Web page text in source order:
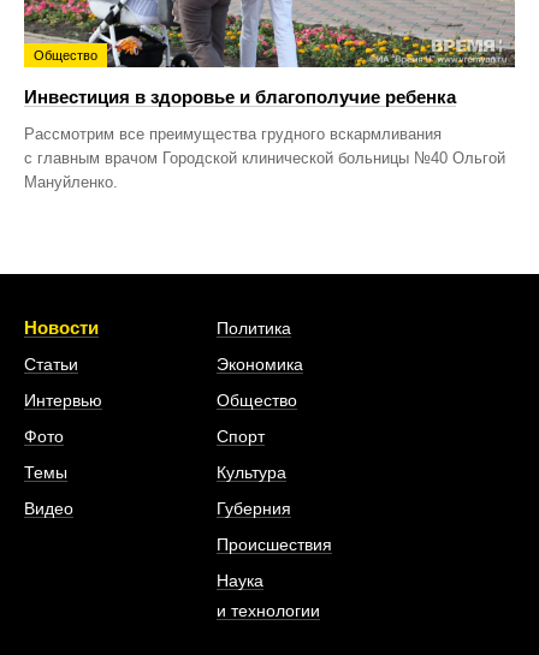
Общество
Инвестиция в здоровье и благополучие ребенка
Рассмотрим все преимущества грудного вскармливания
с главным врачом Городской клинической больницы №40 Ольгой
Мануйленко.
Новости
Статьи
Интервью
Фото
Темы
Видео
Политика
Экономика
Общество
Спорт
Культура
Губерния
Происшествия
Наука
и технологии